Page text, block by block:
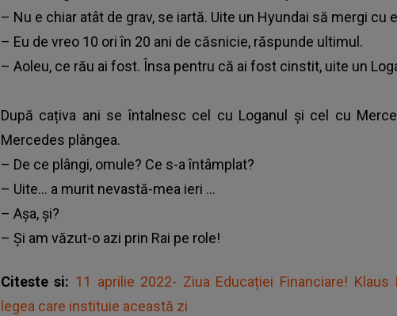
– Nu e chiar atât de grav, se iartă. Uite un Hyundai să mergi cu
– Eu de vreo 10 ori în 20 ani de căsnicie, răspunde ultimul.
– Aoleu, ce rău ai fost. Însa pentru că ai fost cinstit, uite un
După cațiva ani se întalnesc cel cu Loganul și cel cu
Mercedes plângea.
– De ce plângi, omule? Ce s-a întâmplat?
– Uite… a murit nevastă-mea ieri …
– Așa, și?
– Și am văzut-o azi prin Rai pe role!
Citeste si: 11 aprilie 2022- Ziua Educației Financiare!
legea care instituie această zi